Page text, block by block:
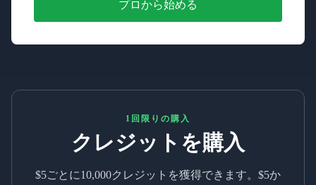
プロから始める
1回限りの購入
クレジットを購入
$5ごとに10,000クレジットを獲得できます。$5か